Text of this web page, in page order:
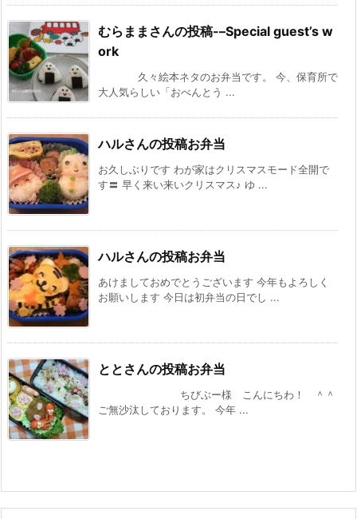
むらままさんの投稿-–Special guest’s w
ork
久々絵本ネタのお弁当です。 今、保育所で
大人気らしい「おべんとう ...
ハルさんの投稿お弁当
お久しぶりです わが家はクリスマスモード全開で
す〓 早く来い来いクリスマス♪ ゆ ...
ハルさんの投稿お弁当
あけましておめでとうございます 今年もよろしく
お願いします 今日は初弁当の日でし ...
ととさんの投稿お弁当
ちびぶー様 こんにちわ！ ＾＾
ご無沙汰しております。 今年 ...